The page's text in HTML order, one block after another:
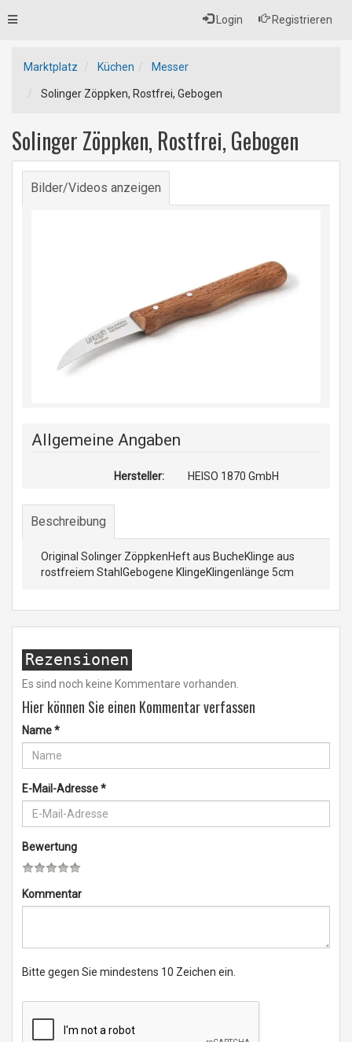
Login Registrieren
Toggle
Marktplatz Küchen Messer
Solinger Zöppken, Rostfrei, Gebogen
Solinger Zöppken, Rostfrei, Gebogen
Bilder/Videos anzeigen
Allgemeine Angaben
Hersteller: HEISO 1870 GmbH
Beschreibung
Original Solinger ZöppkenHeft aus BucheKlinge aus
rostfreiem StahlGebogene KlingeKlingenlänge 5cm
Rezensionen
Es sind noch keine Kommentare vorhanden.
Hier können Sie einen Kommentar verfassen
Name*
E-Mail-Adresse*
Bewertung
Kommentar
Bitte gegen Sie mindestens 10 Zeichen ein.